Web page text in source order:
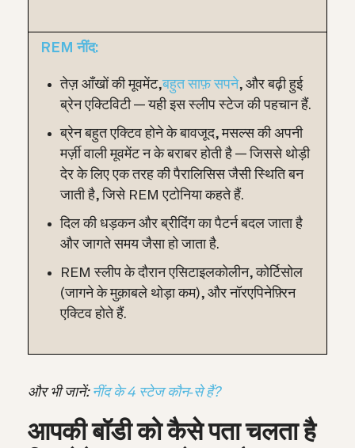
REM नींद:
तेज़ आँखों की मूवमेंट,बहुत साफ़ सपने, और बढ़ी हुई
ब्रेन एक्टिविटी — यही इस स्लीप स्टेज की पहचान हैं.
ब्रेन बहुत एक्टिव होने के बावजूद, मसल्स की अपनी
मर्ज़ी वाली मूवमेंट न के बराबर होती है — जिससे थोड़ी
देर के लिए एक तरह की पैरालिसिस जैसी स्थिति बन
जाती है, जिसे REM एटोनिया कहते हैं.
दिल की धड़कन और ब्रीदिंग का पैटर्न बदल जाता है
और जागते समय जैसा हो जाता है.
REM स्लीप के दौरान एसिटाइलकोलीन, कोर्टिसोल
(जागने के मुक़ाबले थोड़ा कम), और नॉरएपिनेफ़्रिन
एक्टिव होते हैं.
और भी जानें: नींद के 4 स्टेज कौन‑से हैं?
आपकी बॉडी को कैसे पता चलता है